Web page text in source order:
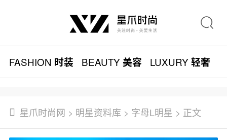
FASHION 时装 BEAUTY美容 LUXURY轻奢
星爪时尚网 > 明星资料库 > 字母L明星 > 正文